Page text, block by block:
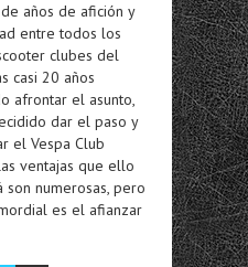
años de afición y
entre todos los
clubes del
casi 20 años
afrontar el asunto,
dar el paso y
el Vespa Club
ventajas que ello
son numerosas, pero
es el afianzar